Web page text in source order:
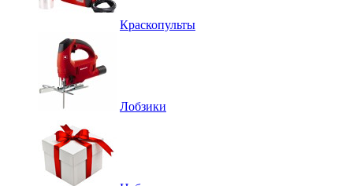
Краскопульты
Лобзики